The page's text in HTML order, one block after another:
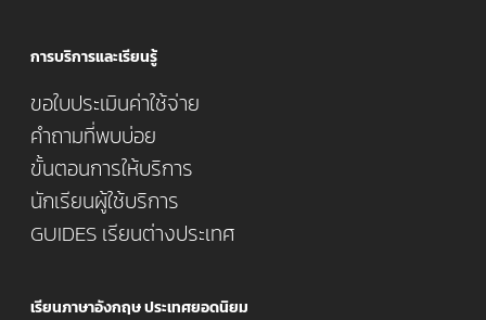
การบริการและเรียนรู้
ขอใบประเมินค่าใช้จ่าย
คำถามที่พบบ่อย
ขั้นตอนการให้บริการ
นักเรียนผู้ใช้บริการ
GUIDES เรียนต่างประเทศ
เรียนภาษาอังกฤษ ประเทศยอดนิยม